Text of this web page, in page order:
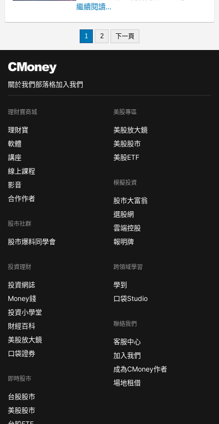
招募。Skye Bioscience（NASDAQ:
臨床開發。公司
繼續閱讀...
1 2 下一頁
關於我們部落格加入我們
理財寶商城
理財寶
軟體
講座
線上課程
影音
合作作者
股市社群
股市爆料同學會
投資理財
投資網誌
Money錢
投資小學堂
財經百科
美股放大鏡
口袋證券
即時股市
台股股市
美股股市
美股專區
美股放大鏡
美股股市
美股ETF
模擬投資
股市大富翁
選股網
雲端控股
報明牌
跨領域學習
學到
口袋Studio
聯絡我們
客服中心
加入我們
成為CMoney作者
場地租借